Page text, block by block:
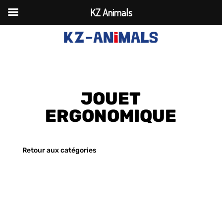
JOUET
ERGONOMIQUE
Retour aux catégories
KZ Animals